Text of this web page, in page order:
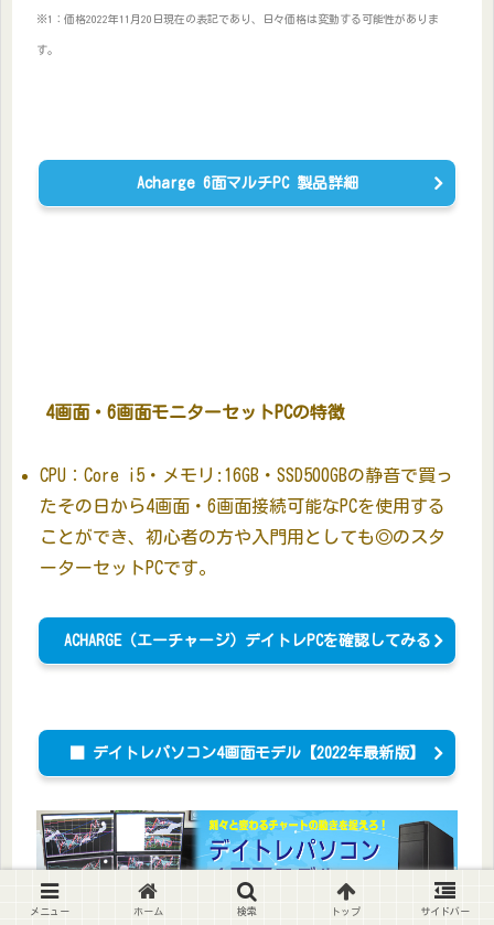
※1：価格2022年11月20日現在の表記であり、日々価格は変動する可能性がありま
す。
Acharge 6面マルチPC 製品詳細
4画面・6画面モニターセットPCの特徴
CPU：Core i5・メモリ:16GB・SSD500GBの静音で買っ
たその日から4画面・6画面接続可能なPCを使用する
ことができ、初心者の方や入門用としても◎のスタ
ーターセットPCです。
ACHARGE（エーチャージ）デイトレPCを確認してみる
■ デイトレパソコン4画面モデル【2022年最新版】
メニュー ホーム 検索 トップ サイドバー